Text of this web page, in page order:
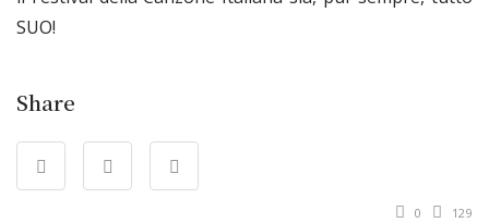
SUO!
Share
0 129